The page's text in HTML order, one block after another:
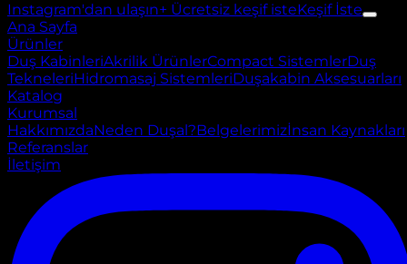
Instagram'dan ulaşın+ Ücretsiz keşif isteKeşif İste
Ana Sayfa
Ürünler
Duş KabinleriAkrilik ÜrünlerCompact SistemlerDuş
TekneleriHidromasaj SistemleriDuşakabin Aksesuarları
Katalog
Kurumsal
HakkımızdaNeden Duşal?Belgelerimizİnsan Kaynakları
Referanslar
İletişim